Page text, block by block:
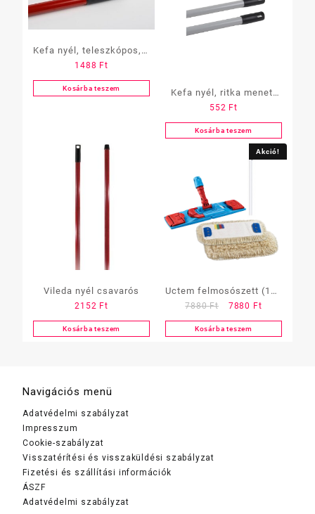
Kefa nyél, teleszkópos, 3
m-es
1488 Ft
Kosárba teszem
Kefa nyél, ritka menet,
vastag,130 cm, PROFI
552 Ft
Kosárba teszem
Vileda nyél csavarós
2152 Ft
Kosárba teszem
Akció!
Uctem felmosószett (140
cm alu nyél + mop 40cm
+ 40 cm-s moptartó)
7880Ft
Original
price
was:
7880 FtCurrent
price
is:
Kosárba teszem
Navigációs menü
Adatvédelmi szabályzat
Impresszum
Cookie-szabályzat
Visszatérítési és visszaküldési szabályzat
Fizetési és szállítási információk
ÁSZF
Adatvédelmi szabályzat